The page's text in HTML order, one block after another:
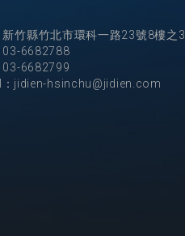
新竹縣竹北市環科一路23號8樓之3
03-6682788
03-6682799
jidien-hsinchu@jidien.com